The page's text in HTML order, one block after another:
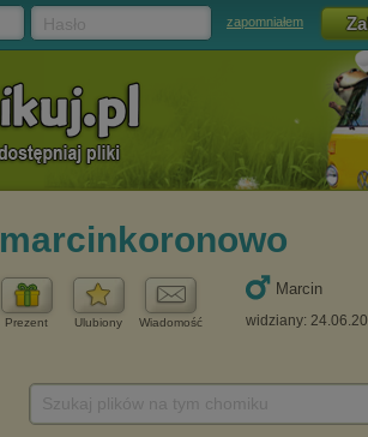
zapomniałem
marcinkoronowo
Prezent Ulubiony Wiadomość
Marcin
widziany: